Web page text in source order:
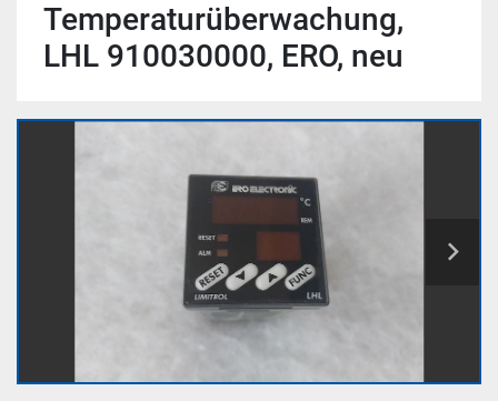
Temperaturüberwachung,
LHL 910030000, ERO, neu